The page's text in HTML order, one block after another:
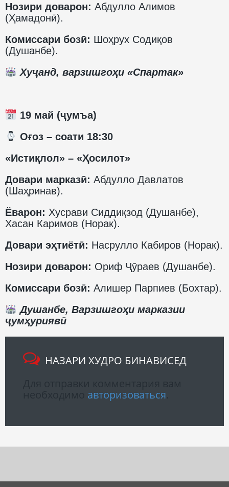
Нозири доварон: Абдулло Алимов
(Ҳамадонӣ).
Комиссари бозӣ: Шоҳрух Содиқов
(Душанбе).
Хуҷанд, варзишгоҳи «Спартак»
19 май (ҷумъа)
️ Оғоз – соати 18:30
«Истиқлол» – «Ҳосилот»
Довари марказӣ: Абдулло Давлатов
(Шаҳринав).
Ёварон: Хусрави Сиддиқзод (Душанбе),
Хасан Каримов (Норак).
Довари эҳтиётӣ: Насрулло Кабиров (Норак).
Нозири доварон: Ориф Ҷӯраев (Душанбе).
Комиссари бозӣ: Алишер Парпиев (Бохтар).
Душанбе, Варзишгоҳи марказии
ҷумҳуриявӣ
НАЗАРИ ХУДРО БИНАВИСЕД
авторизоваться